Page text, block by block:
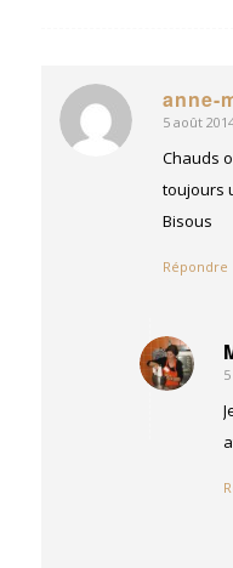
anne-
dit
:
5 août
Chauds
toujours
Bisous
Répondre